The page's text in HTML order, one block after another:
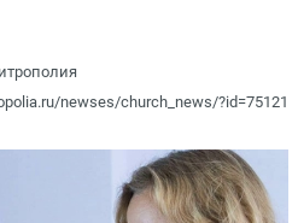
newses/church_news/?id=75121